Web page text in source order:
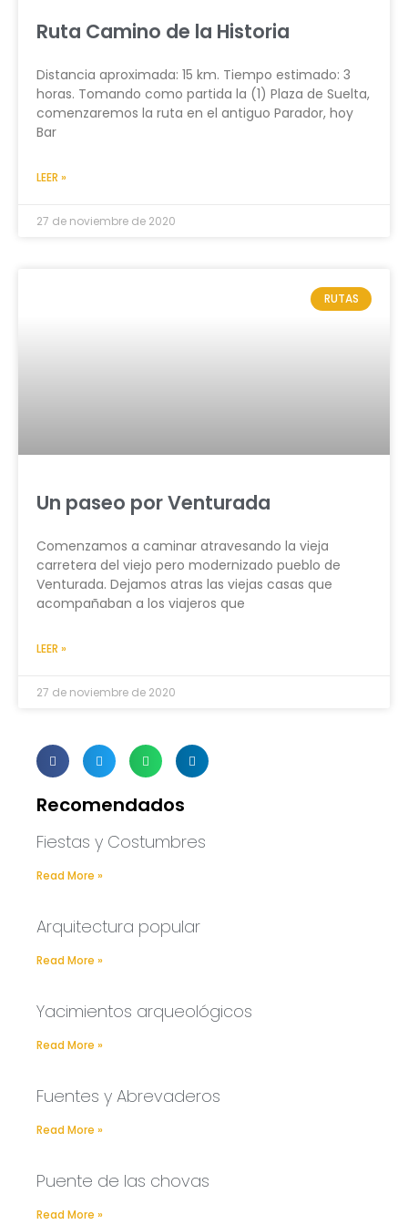
Ruta Camino de la Historia
Distancia aproximada: 15 km. Tiempo estimado: 3
horas. Tomando como partida la (1) Plaza de Suelta,
comenzaremos la ruta en el antiguo Parador, hoy
Bar
LEER »
27 de noviembre de 2020
RUTAS
Un paseo por Venturada
Comenzamos a caminar atravesando la vieja
carretera del viejo pero modernizado pueblo de
Venturada. Dejamos atras las viejas casas que
acompañaban a los viajeros que
LEER »
27 de noviembre de 2020
Recomendados
Fiestas y Costumbres
Read More »
Arquitectura popular
Read More »
Yacimientos arqueológicos
Read More »
Fuentes y Abrevaderos
Read More »
Puente de las chovas
Read More »